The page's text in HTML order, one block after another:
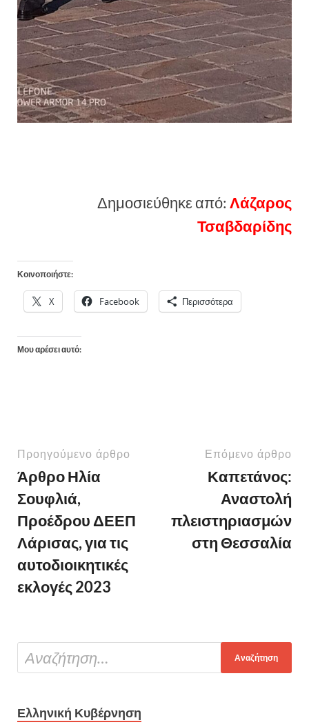
Δημοσιεύθηκε από: Λάζαρος
Τσαβδαρίδης
Κοινοποιήστε:
X Facebook Περισσότερα
Μου αρέσει αυτό:
Προηγούμενο άρθρο
Άρθρο Ηλία
Σουφλιά,
Προέδρου ΔΕΕΠ
Λάρισας, για τις
αυτοδιοικητικές
εκλογές 2023
Επόμενο άρθρο
Καπετάνος:
Αναστολή
πλειστηριασμών
στη Θεσσαλία
Ελληνική Κυβέρνηση